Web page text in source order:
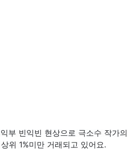
부 빈익빈 현상으로 극소수 작가의
위 1%미만 거래되고 있어요.